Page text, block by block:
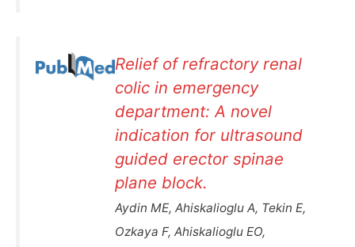
Relief of refractory renal
colic in emergency
department: A novel
indication for ultrasound
guided erector spinae
plane block.
Aydin ME, Ahiskalioglu A, Tekin E,
Ozkaya F, Ahiskalioglu EO,